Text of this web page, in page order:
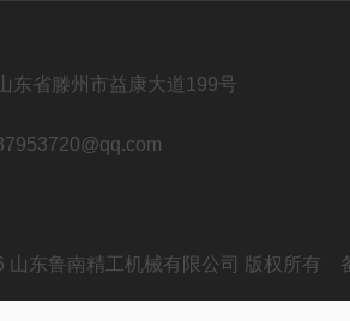
东省滕州市益康大道199号
山东鲁南精工机械有限公司 版权所有